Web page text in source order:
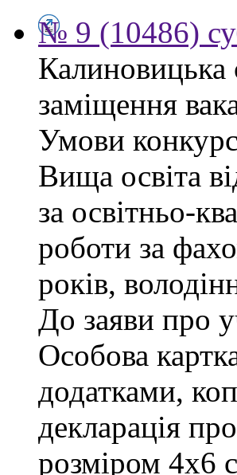
№ 9 (10486)
Калиновицька
заміщення
Умови
Вища освіта
за освітньо-
роботи за
років,
До заяви про
Особова
додатками,
декларація
розміром 4х6